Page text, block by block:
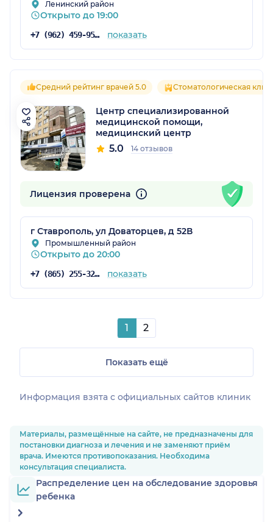
Ленинский район
Открыто до 19:00
+7 (962) 459-95-85 показать
Средний рейтинг врачей 5.0 Стоматологическая
Центр специализированной
медицинской помощи,
медицинский центр
5.0 14 отзывов
Лицензия проверена
г Ставрополь, ул Доваторцев, д 52В
Промышленный район
Открыто до 20:00
+7 (865) 255-32-24 показать
1 2
Показать ещё
Информация взята c официальных сайтов клиник
Материалы, размещённые на сайте, не предназначены для
постановки диагноза и лечения и не заменяют приём
врача. Имеются противопоказания. Необходима
консультация специалиста.
Распределение цен на обследование здоровья
ребенка